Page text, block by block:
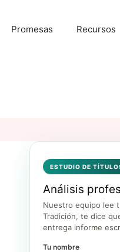
Promesas Recursos
ESTUDIO DE
Análisis
Nuestro equipo lee
Tradición, te dice
entrega informe
Tu nombre